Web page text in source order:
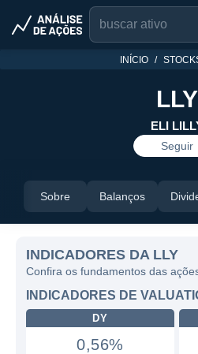
INÍCIO
LLY
ELI
Seguir
Sobre Balanços
INDICADORES DA LLY
Confira os fundamentos das
INDICADORES DE
DY
0,56%